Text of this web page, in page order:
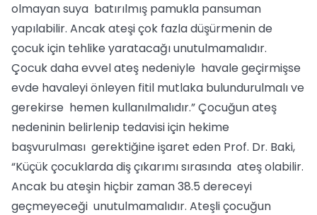
olmayan suya batırılmış pamukla pansuman
yapılabilir. Ancak ateşi çok fazla düşürmenin de
çocuk için tehlike yaratacağı unutulmamalıdır.
Çocuk daha evvel ateş nedeniyle havale geçirmişse
evde havaleyi önleyen fitil mutlaka bulundurulmalı ve
gerekirse hemen kullanılmalıdır.” Çocuğun ateş
nedeninin belirlenip tedavisi için hekime
başvurulması gerektiğine işaret eden Prof. Dr. Baki,
“Küçük çocuklarda diş çıkarımı sırasında ateş olabilir.
Ancak bu ateşin hiçbir zaman 38.5 dereceyi
geçmeyeceği unutulmamalıdır. Ateşli çocuğun